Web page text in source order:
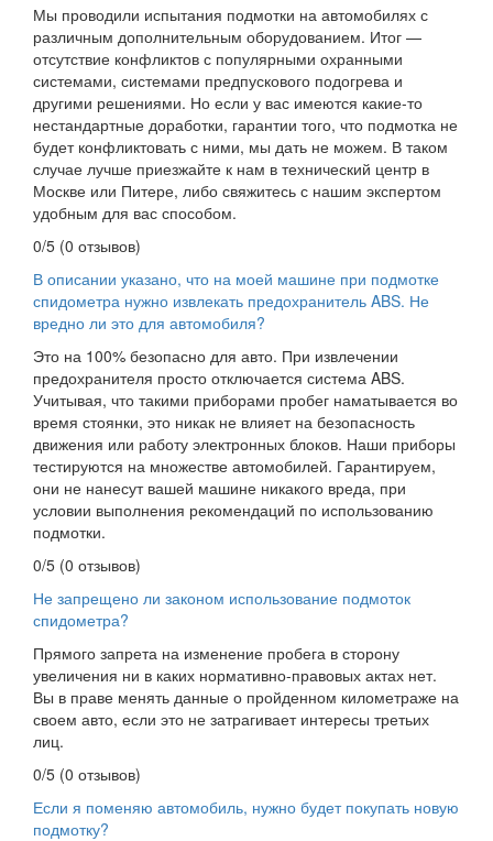
Мы проводили испытания подмотки на автомобилях с
различным дополнительным оборудованием. Итог —
отсутствие конфликтов с популярными охранными
системами, системами предпускового подогрева и
другими решениями. Но если у вас имеются какие-то
нестандартные доработки, гарантии того, что подмотка не
будет конфликтовать с ними, мы дать не можем. В таком
случае лучше приезжайте к нам в технический центр в
Москве или Питере, либо свяжитесь с нашим экспертом
удобным для вас способом.
0/5 (0 отзывов)
В описании указано, что на моей машине при подмотке
спидометра нужно извлекать предохранитель ABS. Не
вредно ли это для автомобиля?
Это на 100% безопасно для авто. При извлечении
предохранителя просто отключается система ABS.
Учитывая, что такими приборами пробег наматывается во
время стоянки, это никак не влияет на безопасность
движения или работу электронных блоков. Наши приборы
тестируются на множестве автомобилей. Гарантируем,
они не нанесут вашей машине никакого вреда, при
условии выполнения рекомендаций по использованию
подмотки.
0/5 (0 отзывов)
Не запрещено ли законом использование подмоток
спидометра?
Прямого запрета на изменение пробега в сторону
увеличения ни в каких нормативно-правовых актах нет.
Вы в праве менять данные о пройденном километраже на
своем авто, если это не затрагивает интересы третьих
лиц.
0/5 (0 отзывов)
Если я поменяю автомобиль, нужно будет покупать новую
подмотку?